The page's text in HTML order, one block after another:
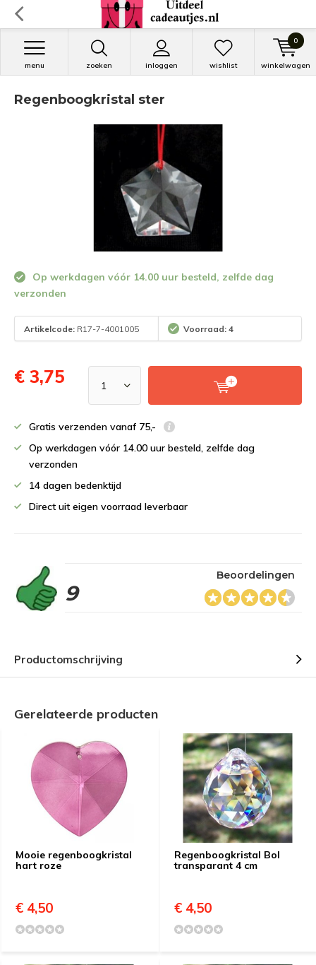
zoeken inloggen
menu wishlist winkelwagen
0
Regenboogkristal ster
Op werkdagen vóór 14.00 uur besteld, zelfde dag
verzonden
Artikelcode: R17-7-4001005 Voorraad: 4
€ 3,75
Gratis verzenden vanaf 75,-
Op werkdagen vóór 14.00 uur besteld, zelfde dag
verzonden
14 dagen bedenktijd
Direct uit eigen voorraad leverbaar
9
Beoordelingen
Productomschrijving
Gerelateerde producten
Mooie regenboogkristal
hart roze
€ 4,50
Regenboogkristal Bol
transparant 4 cm
€ 4,50